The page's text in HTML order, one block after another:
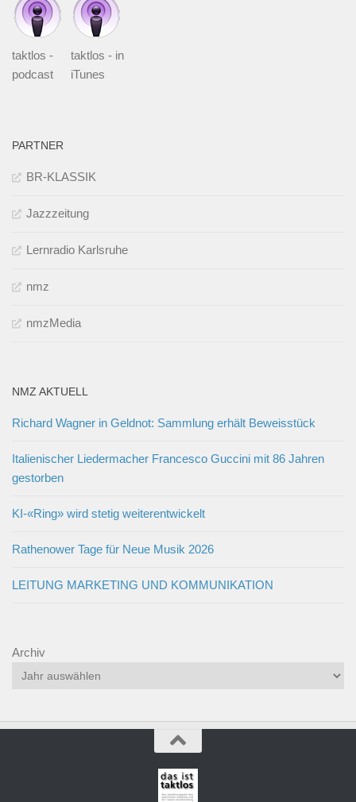
taktlos -
podcast
taktlos - in
iTunes
PARTNER
BR-KLASSIK
Jazzzeitung
Lernradio Karlsruhe
nmz
nmzMedia
NMZ AKTUELL
Richard Wagner in Geldnot: Sammlung erhält Beweisstück
Italienischer Liedermacher Francesco Guccini mit 86 Jahren
gestorben
KI-«Ring» wird stetig weiterentwickelt
Rathenower Tage für Neue Musik 2026
LEITUNG MARKETING UND KOMMUNIKATION
Archiv